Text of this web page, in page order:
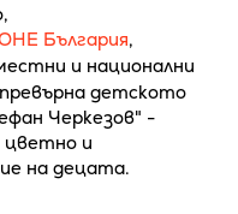
България,
и национални
детското
Черкезов" -
цветно и
на децата.